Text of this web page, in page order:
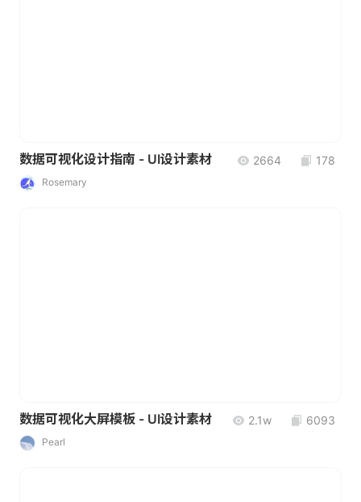
数据可视化设计指南 - UI设计素材 2664 178
Rosemary
数据可视化大屏模板 - UI设计素材 2.1w 6093
Pearl